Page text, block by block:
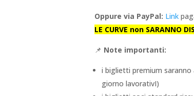
Oppure via PayPal: Link
LE CURVE non SARANNO
📌 Note importanti:
i biglietti premium
giorno lavorativI)